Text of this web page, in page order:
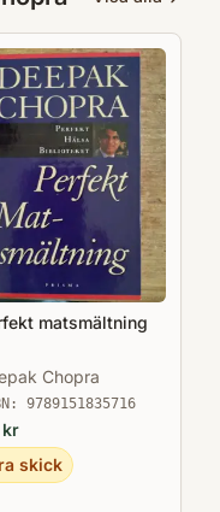
matsmältning
Chopra
9789151835716
kr
skick